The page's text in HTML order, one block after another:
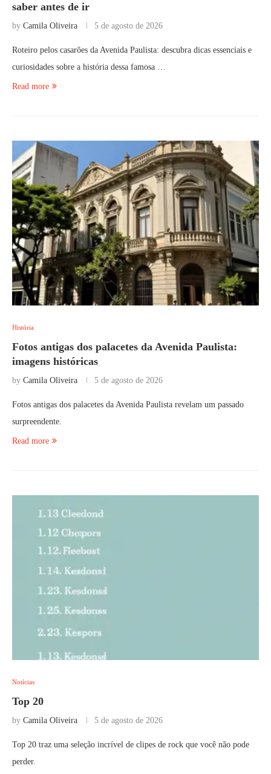
saber antes de ir
by Camila Oliveira 5 de agosto de 2026
Roteiro pelos casarões da Avenida Paulista: descubra dicas essenciais e
curiosidades sobre a história dessa famosa …
Read more
História
Fotos antigas dos palacetes da Avenida Paulista:
imagens históricas
by Camila Oliveira 5 de agosto de 2026
Fotos antigas dos palacetes da Avenida Paulista revelam um passado
surpreendente.
Read more
Notícias
Top 20
by Camila Oliveira 5 de agosto de 2026
Top 20 traz uma seleção incrível de clipes de rock que você não pode
perder.